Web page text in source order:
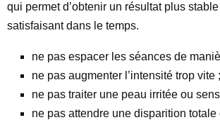
qui permet d’obtenir un résultat plus
satisfaisant dans le temps.
ne pas espacer les séances de
ne pas augmenter l’intensité trop vite ;
ne pas traiter une peau irritée ou
ne pas attendre une disparition